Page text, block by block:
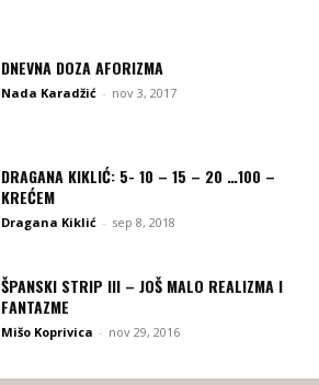
DNEVNA DOZA AFORIZMA
Nada Karadžić - nov 3, 2017
DRAGANA KIKLIĆ: 5- 10 – 15 – 20 …100 –
KREĆEM
Dragana Kiklić - sep 8, 2018
ŠPANSKI STRIP III – JOŠ MALO REALIZMA I
FANTAZME
Mišo Koprivica - nov 29, 2016